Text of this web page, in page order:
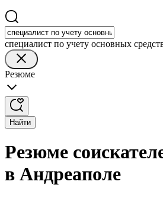
специалист по учету основных
Резюме
Найти
Резюме
в Андреаполе